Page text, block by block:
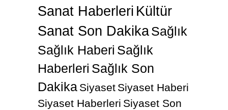
Sanat Haberleri Kültür
Sanat Son DakikaSağlık
Sağlık Haberi Sağlık
Haberleri Sağlık Son
Dakika Siyaset Siyaset Haberi
Siyaset Haberleri Siyaset Son